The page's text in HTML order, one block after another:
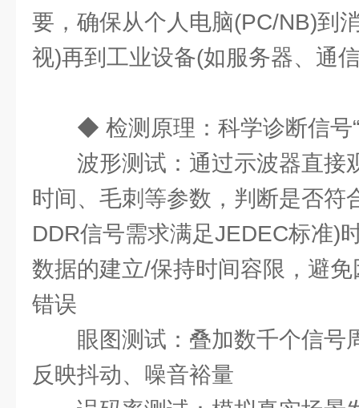
要，确保从个人电脑(PC/NB)到
视)再到工业设备(如服务器、通
◆ 检测原理：科学诊断信号
波形测试：通过示波器直接
时间、毛刺等参数，判断是否符
DDR信号需求满足JEDEC标准)
数据的建立/保持时间容限，避
错误
眼图测试：叠加数千个信号
反映抖动、噪音裕量